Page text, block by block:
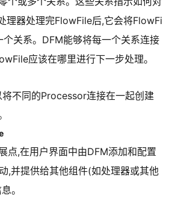
理器处理完FlowFile后,它会将FlowFi
关系。DFM能够将每一个关系连接
应该在哪里进行下一步处理。
不同的Processor连接在一起创建
点,在用户界面中由DFM添加和配置
,并提供给其他组件(如处理器或其他
。